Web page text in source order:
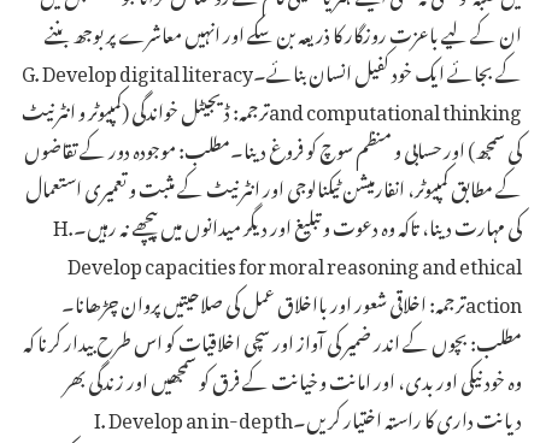
ان کے لیے باعزت روزگار کا ذریعہ بن سکے اور انہیں معاشرے پر بوجھ بننے
کے بجائے ایک خود کفیل انسان بنائے۔G. Develop digital literacy
and computational thinkingترجمہ: ڈیجیٹل خواندگی (کمپیوٹر و انٹرنیٹ
کی سمجھ) اور حسابی و منظم سوچ کو فروغ دینا۔مطلب: موجودہ دور کے تقاضوں
کے مطابق کمپیوٹر، انفارمیشن ٹیکنالوجی اور انٹرنیٹ کے مثبت و تعمیری استعمال
کی مہارت دینا، تاکہ وہ دعوت و تبلیغ اور دیگر میدانوں میں پیچھے نہ رہیں۔H.
Develop capacities for moral reasoning and ethical
actionترجمہ: اخلاقی شعور اور بااخلاق عمل کی صلاحیتیں پروان چڑھانا۔
مطلب: بچوں کے اندر ضمیر کی آواز اور سچی اخلاقیات کو اس طرح بیدار کرنا کہ
وہ خود نیکی اور بدی، اور امانت و خیانت کے فرق کو سمجھیں اور زندگی بھر
دیانت داری کا راستہ اختیار کریں۔I. Develop an in-depth